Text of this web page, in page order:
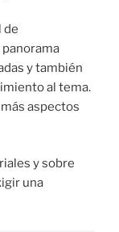
de
y también
al tema.
aspectos
y sobre
una